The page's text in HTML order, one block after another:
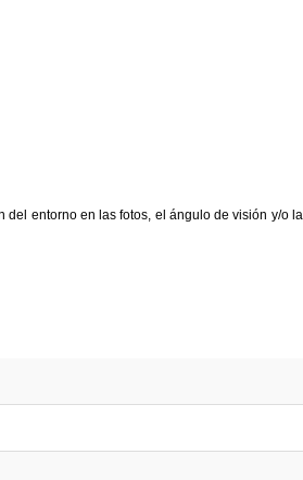
entorno en las fotos, el ángulo de visión y/o la